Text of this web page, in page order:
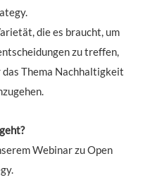
die es braucht, um
zu treffen,
Thema Nachhaltigkeit
Webinar zu Open